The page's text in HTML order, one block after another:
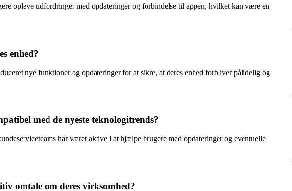
opleve udfordringer med opdateringer og forbindelse til appen, hvilket kan være en
enhed?
nye funktioner og opdateringer for at sikre, at deres enhed forbliver pålidelig og
med de nyeste teknologitrends?
har været aktive i at hjælpe brugere med opdateringer og eventuelle
omtale om deres virksomhed?